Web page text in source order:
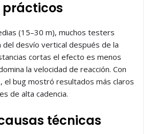
prácticos
(15–30 m), muchos testers
del desvío vertical después de la
cortas el efecto es menos
la velocidad de reacción. Con
el bug mostró resultados más claros
de alta cadencia.
técnicas